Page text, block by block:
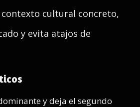
cultural concreto,
y evita atajos de
y deja el segundo